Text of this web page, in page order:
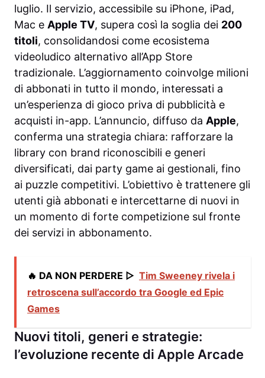
luglio. Il servizio, accessibile su iPhone, iPad,
Mac e Apple TV, supera così la soglia dei 200
titoli, consolidandosi come ecosistema
videoludico alternativo all’App Store
tradizionale. L’aggiornamento coinvolge milioni
di abbonati in tutto il mondo, interessati a
un’esperienza di gioco priva di pubblicità e
acquisti in-app. L’annuncio, diffuso da Apple,
conferma una strategia chiara: rafforzare la
library con brand riconoscibili e generi
diversificati, dai party game ai gestionali, fino
ai puzzle competitivi. L’obiettivo è trattenere gli
utenti già abbonati e intercettarne di nuovi in
un momento di forte competizione sul fronte
dei servizi in abbonamento.
🔥 DA NON PERDERE ▷ Tim Sweeney rivela i
retroscena sull’accordo tra Google ed Epic
Games
Nuovi titoli, generi e strategie:
l’evoluzione recente di Apple Arcade